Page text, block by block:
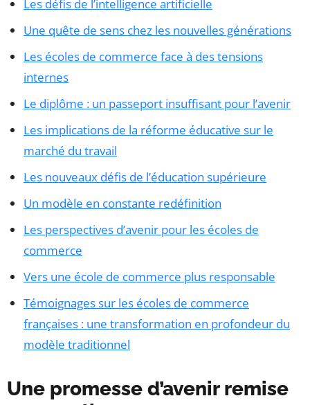
Les défis de l’intelligence artificielle
Une quête de sens chez les nouvelles générations
Les écoles de commerce face à des tensions
internes
Le diplôme : un passeport insuffisant pour l’avenir
Les implications de la réforme éducative sur le
marché du travail
Les nouveaux défis de l’éducation supérieure
Un modèle en constante redéfinition
Les perspectives d’avenir pour les écoles de
commerce
Vers une école de commerce plus responsable
Témoignages sur les écoles de commerce
françaises : une transformation en profondeur du
modèle traditionnel
Une promesse d’avenir remise